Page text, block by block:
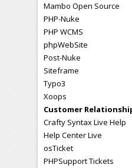
Mambo Open Source
PHP-Nuke
PHP WCMS
phpWebSite
Post-Nuke
Siteframe
Typo3
Xoops
Customer
Crafty Syntax Live Help
Help Center Live
osTicket
PHPSupport Tickets